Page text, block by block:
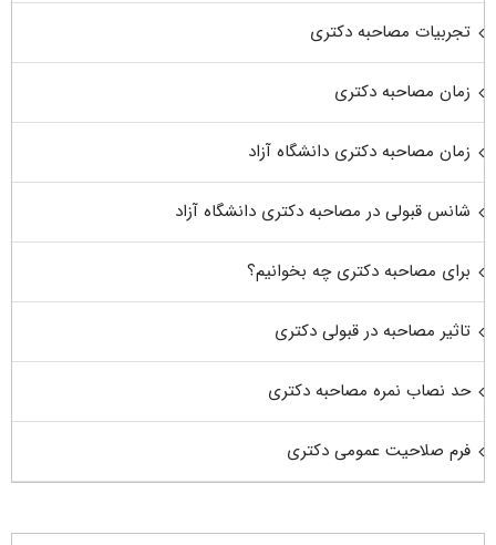
تجربیات مصاحبه دکتری
زمان مصاحبه دکتری
زمان مصاحبه دکتری دانشگاه آزاد
شانس قبولی در مصاحبه دکتری دانشگاه آزاد
برای مصاحبه دکتری چه بخوانیم؟
تاثیر مصاحبه در قبولی دکتری
حد نصاب نمره مصاحبه دکتری
فرم صلاحیت عمومی دکتری